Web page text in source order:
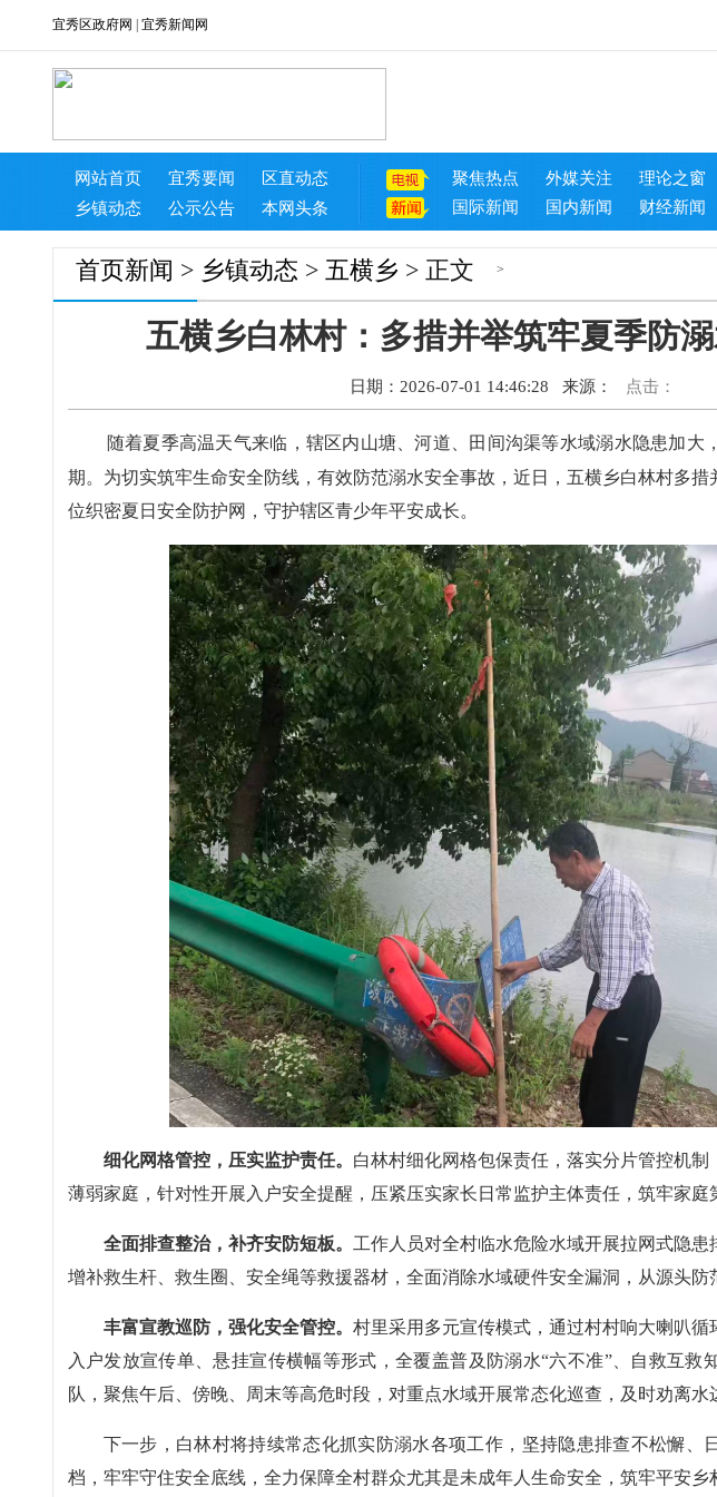
宜秀区政府网 宜秀新闻网
网站首页 宜秀要闻
区直动态
乡镇动态
公示公告 本网头条
聚焦热点 外媒关注 理论之窗
国际新闻
国内新闻 财经新闻
首页 >
新闻 > 乡镇动态 > 五横乡 > 正文
五横乡白林村：多措并举筑牢夏季防
日期：2026-07-01 14:46:28 来源： 点击：
随着夏季高温天气来临，辖区内山塘、河道、田间沟渠等水域溺水隐患加大
期。为切实筑牢生命安全防线，有效防范溺水安全事故，近日，五横乡白林村多
位织密夏日安全防护网，守护辖区青少年平安成长。
细化网格管控，压实监护责任。 白林村细化网格包保责任，落实分片管控机
薄弱家庭，针对性开展入户安全提醒，压紧压实家长日常监护主体责任，筑牢家庭
全面排查整治，补齐安防短板。 工作人员对全村临水危险水域开展拉网式隐患
增补救生杆、救生圈、安全绳等救援器材，全面消除水域硬件安全漏洞，从源头防
丰富宣教巡防，强化安全管控。 村里采用多元宣传模式，通过村村响大喇叭循
入户发放宣传单、悬挂宣传横幅等形式，全覆盖普及防溺水“六不准”、自救互救
队，聚焦午后、傍晚、周末等高危时段，对重点水域开展常态化巡查，及时劝离水
下一步，白林村将持续常态化抓实防溺水各项工作，坚持隐患排查不松懈、
档，牢牢守住安全底线，全力保障全村群众尤其是未成年人生命安全，筑牢平安乡